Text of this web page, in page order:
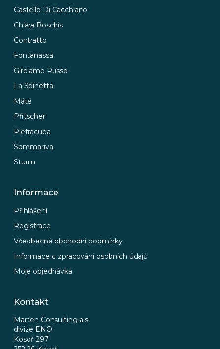
Castello Di Cacchiano
Chiara Boschis
Contratto
Fontanassa
Girolamo Russo
La Spinetta
Máté
Pfitscher
Pietracupa
Sommariva
Sturm
Informace
Přihlášení
Registrace
Všeobecné obchodní podmínky
Informace o zpracování osobních údajů
Moje objednávka
Kontakt
Marten Consulting a.s.
divize ENO
Kosoř 297